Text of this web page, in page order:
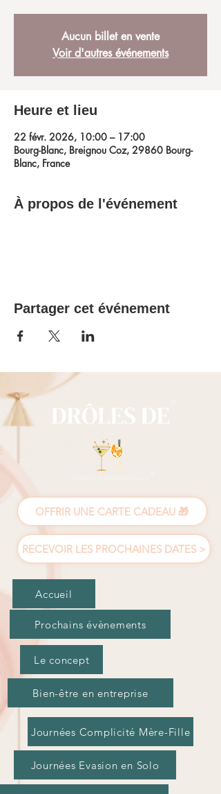
Aucun billet en vente
Voir d'autres événements
Heure et lieu
22 févr. 2026, 10:00 – 17:00
Bourg-Blanc, Breignou Coz, 29860 Bourg-
Blanc, France
À propos de l'événement
Partager cet événement
OFFRIR UNE CARTE CADEAU 🎁
RECEVOIR LES PROCHAINES DATES >
Accueil
Prochains évènements
Le concept
Bien-être en entreprise
Journées Complicité Mère-Fille
Journées Evasion en Solo